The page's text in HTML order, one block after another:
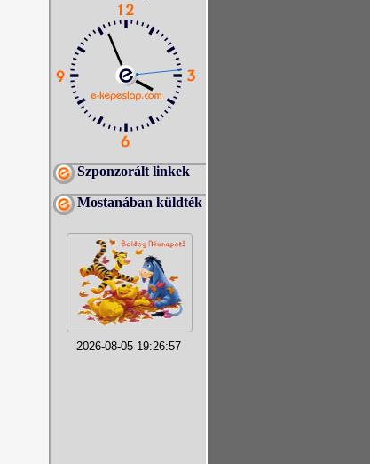
Szponzorált linkek
Mostanában küldték
2026-08-05 19:26:57